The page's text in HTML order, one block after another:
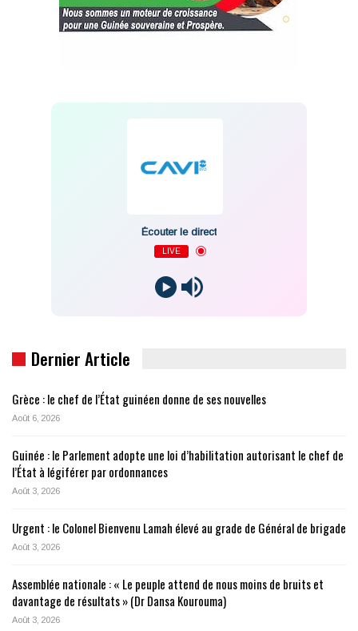
Écouter le direct
LIVE
Dernier Article
Grèce : le chef de l’État guinéen donne de ses nouvelles
Août 6, 2026
Guinée : le Parlement adopte une loi d’habilitation autorisant le chef de
l’État à légiférer par ordonnances
Août 3, 2026
Urgent : le Colonel Bienvenu Lamah élevé au grade de Général de brigade
Août 3, 2026
Assemblée nationale : « Le peuple attend de nous moins de bruits et
davantage de résultats » (Dr Dansa Kourouma)
Août 3, 2026